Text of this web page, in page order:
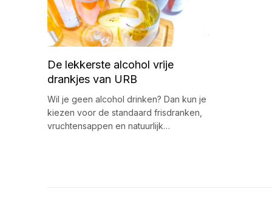
De lekkerste alcohol vrije
drankjes van URB
Wil je geen alcohol drinken? Dan kun je
kiezen voor de standaard frisdranken,
vruchtensappen en natuurlijk…